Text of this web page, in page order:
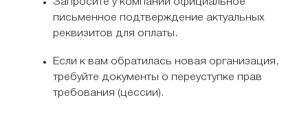
Запросите у компании официальное
письменное подтверждение актуальных
реквизитов для оплаты.
Если к вам обратилась новая организация,
требуйте документы о переуступке прав
требования (цессии).